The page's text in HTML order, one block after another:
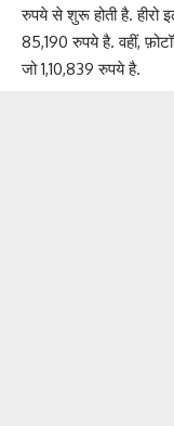
रुपये से शुरू होती है. हीरो
85,190 रुपये है. वहीं,
जो 1,10,839 रुपये है.